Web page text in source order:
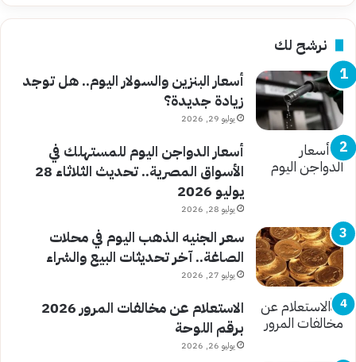
نرشح لك
أسعار البنزين والسولار اليوم.. هل توجد
زيادة جديدة؟
يوليو 29, 2026
أسعار الدواجن اليوم للمستهلك في
الأسواق المصرية.. تحديث الثلاثاء 28
يوليو 2026
يوليو 28, 2026
سعر الجنيه الذهب اليوم في محلات
الصاغة.. آخر تحديثات البيع والشراء
يوليو 27, 2026
الاستعلام عن مخالفات المرور 2026
برقم اللوحة
يوليو 26, 2026